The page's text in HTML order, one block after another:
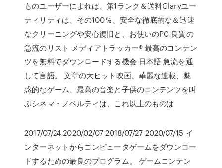
ものユーザーによれば、第1ランク＆送料Glaryユー
ティリティは、その100％、安全な徹底的な＆迅速
なクリーニングや安心復旧と、お使いのPC 良質の
急流のリスト メディアトラッカー® 最高のコンテン
ツを無料でダウンロードする機会 日本語 急流を通
して言語。 文章の大ヒット映画、華麗な連載、魅
惑的なゲーム、最高の音楽と子供のコンテンツを叫
ぶシネマ・ノベルティは、これ以上のものは
2017/07/24 2020/02/07 2018/07/27 2020/07/15 イ
ンターネットからコンピュータゲームをダウンロー
ドするための最良のプログラム。 ゲームコンテン